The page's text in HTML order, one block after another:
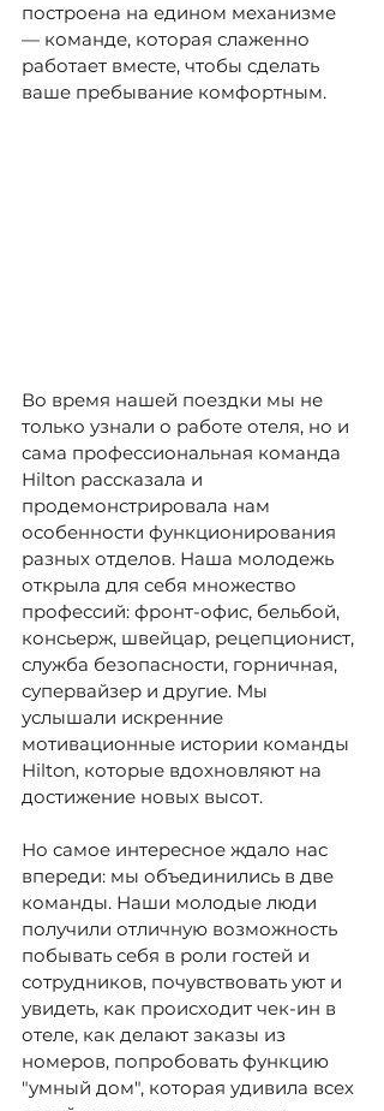
построена на едином механизме
— команде, которая слаженно
работает вместе, чтобы сделать
ваше пребывание комфортным.
Во время нашей поездки мы не
только узнали о работе отеля, но и
сама профессиональная команда
Hilton рассказала и
продемонстрировала нам
особенности функционирования
разных отделов. Наша молодежь
открыла для себя множество
профессий: фронт-офис, бельбой,
консьерж, швейцар, рецепционист,
служба безопасности, горничная,
супервайзер и другие. Мы
услышали искренние
мотивационные истории команды
Hilton, которые вдохновляют на
достижение новых высот.
Но самое интересное ждало нас
впереди: мы объединились в две
команды. Наши молодые люди
получили отличную возможность
побывать себя в роли гостей и
сотрудников, почувствовать уют и
увидеть, как происходит чек-ин в
отеле, как делают заказы из
номеров, попробовать функцию
"умный дом", которая удивила всех